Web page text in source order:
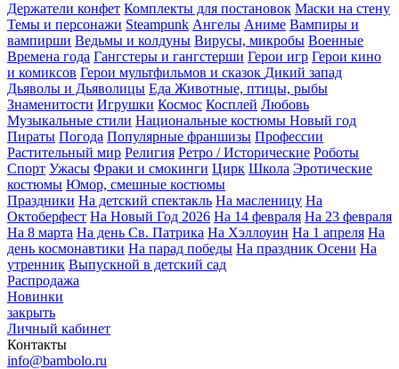
Держатели конфет Комплекты для постановок Маски на стену
Темы и персонажи Steampunk Ангелы Аниме Вампиры и
вампирши Ведьмы и колдуны Вирусы, микробы Военные
Времена года Гангстеры и гангстерши Герои игр Герои кино
и комиксов Герои мультфильмов и сказок Дикий запад
Дьяволы и Дьяволицы Еда Животные, птицы, рыбы
Знаменитости Игрушки Космос Косплей Любовь
Музыкальные стили Национальные костюмы Новый год
Пираты Погода Популярные франшизы Профессии
Растительный мир Религия Ретро / Исторические Роботы
Спорт Ужасы Фраки и смокинги Цирк Школа Эротические
костюмы Юмор, смешные костюмы
Праздники На детский спектакль На масленицу На
Октоберфест На Новый Год 2026 На 14 февраля На 23 февраля
На 8 марта На день Св. Патрика На Хэллоуин На 1 апреля На
день космонавтики На парад победы На праздник Осени На
утренник Выпускной в детский сад
Распродажа
Новинки
закрыть
Личный кабинет
Контакты
info@bambolo.ru